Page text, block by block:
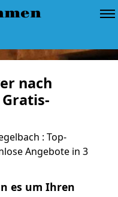
nach
: Top-
Angebote in 3
es um Ihren